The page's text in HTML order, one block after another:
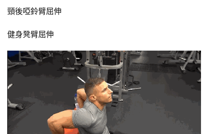
頸後啞鈴臂屈伸
健身凳臂屈伸